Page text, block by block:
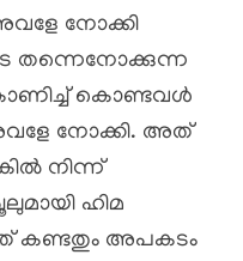
നോക്കി
തന്നെനോക്കുന്ന
കൊണ്ടവൾ
നോക്കി. അത്
നിന്ന്
ഹിമ
കണ്ടതും അപകടം